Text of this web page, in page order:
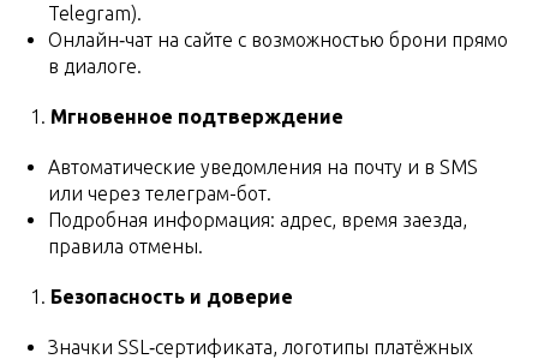
Telegram).
Онлайн‑чат на сайте с возможностью брони прямо
в диалоге.
Мгновенное подтверждение
Автоматические уведомления на почту и в SMS
или через телеграм-бот.
Подробная информация: адрес, время заезда,
правила отмены.
Безопасность и доверие
Значки SSL‑сертификата, логотипы платёжных